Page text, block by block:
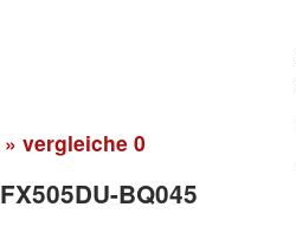
» vergleiche 0
BQ045